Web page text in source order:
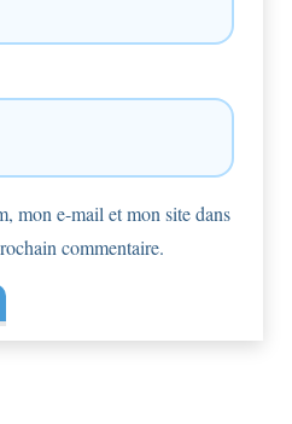
mon e-mail et mon site dans
commentaire.